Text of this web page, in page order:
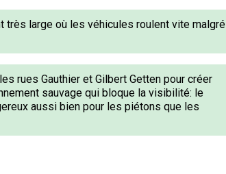
très large où les véhicules roulent vite malgré
rues Gauthier et Gilbert Getten pour créer
sauvage qui bloque la visibilité: le
aussi bien pour les piétons que les